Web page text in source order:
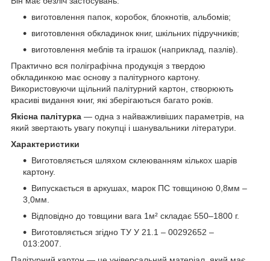
виготовлення папок, коробок, блокнотів, альбомів;
виготовлення обкладинок книг, шкільних підручників;
виготовлення меблів та іграшок (наприклад, пазлів).
Практично вся поліграфічна продукція з твердою
обкладинкою має основу з палітурного картону.
Використовуючи щільний палітурний картон, створюють
красиві видання книг, які зберігаються багато років.
Якісна палітурка — одна з найважливіших параметрів, на
який звертають увагу покупці і шанувальники літератури.
Характеристики
Виготовляється шляхом склеюванням кількох шарів
картону.
Випускається в аркушах, марок ПС товщиною 0,8мм –
3,0мм.
Відповідно до товщини вага 1м² складає 550–1800 г.
Виготовляється згідно ТУ У 21.1 – 00292652 –
013:2007.